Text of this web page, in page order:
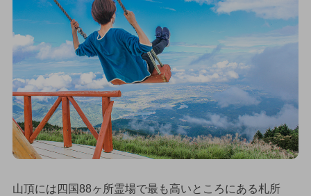
山頂には四国88ヶ所霊場で最も高いところにある札所